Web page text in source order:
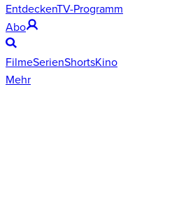
EntdeckenTV-Programm
Abo
FilmeSerienShortsKino
Mehr